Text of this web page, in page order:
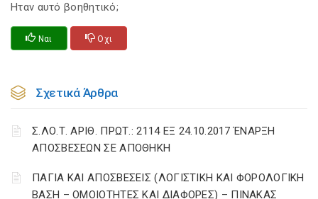
Ηταν αυτό βοηθητικό;
Ναι Οχι
Σχετικά Άρθρα
Σ.ΛΟ.Τ. ΑΡΙΘ. ΠΡΩΤ.: 2114 ΕΞ 24.10.2017 ΈΝΑΡΞΗ
ΑΠΟΣΒΕΣΕΩΝ ΣΕ ΑΠΟΘΗΚΗ
ΠΑΓΙΑ ΚΑΙ ΑΠΟΣΒΕΣΕΙΣ (ΛΟΓΙΣΤΙΚΗ ΚΑΙ ΦΟΡΟΛΟΓΙΚΗ
ΒΑΣΗ – ΟΜΟΙΟΤΗΤΕΣ ΚΑΙ ΔΙΑΦΟΡΕΣ) – ΠΙΝΑΚΑΣ